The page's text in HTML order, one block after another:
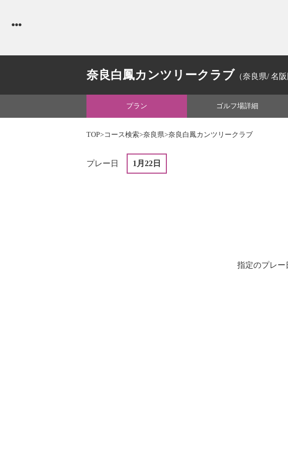
奈良白鳳カンツリークラブ （奈良県/ 名
プラン ゴルフ場詳細
TOP> コース検索>奈良県>奈良白鳳カンツリークラブ
プレー日 1月22日
指定のプレー